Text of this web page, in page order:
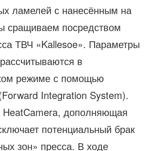
ламелей с нанесённым на
сращиваем посредством
ТВЧ «Kallesoe». Параметры
в
режиме с помощью
Integration System).
дополняющая
потенциальный брак
зон» пресса. В ходе